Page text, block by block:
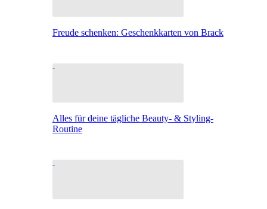
Freude schenken: Geschenkkarten von Brack
Alles für deine tägliche Beauty- & Styling-
Routine